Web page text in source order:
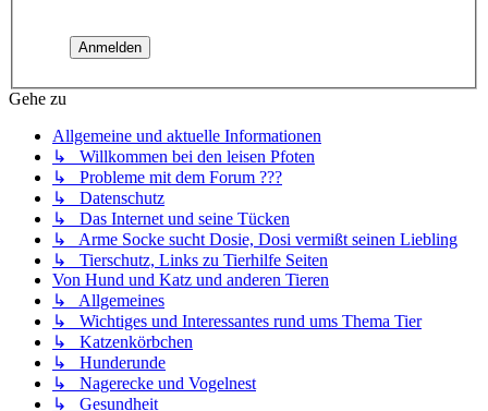
Gehe zu
Allgemeine und aktuelle Informationen
↳ Willkommen bei den leisen Pfoten
↳ Probleme mit dem Forum ???
↳ Datenschutz
↳ Das Internet und seine Tücken
↳ Arme Socke sucht Dosie, Dosi vermißt seinen Liebling
↳ Tierschutz, Links zu Tierhilfe Seiten
Von Hund und Katz und anderen Tieren
↳ Allgemeines
↳ Wichtiges und Interessantes rund ums Thema Tier
↳ Katzenkörbchen
↳ Hunderunde
↳ Nagerecke und Vogelnest
↳ Gesundheit